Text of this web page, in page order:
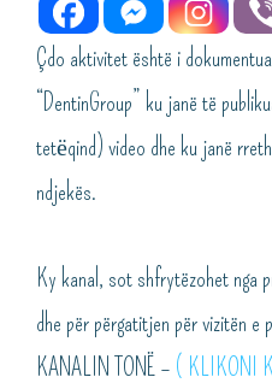
Çdo aktivitet është i
“DentinGroup” ku janë të
tetёqind) video dhe ku janë
ndjekës.
Ky kanal, sot shfrytëzohet nga
dhe për përgatitjen për vizitën
KANALIN TONË – ( KLIKONI